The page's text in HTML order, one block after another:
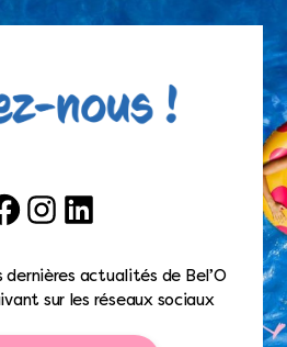
InstagramLinkedIn
dernières actualités de Bel’O
sur les réseaux sociaux